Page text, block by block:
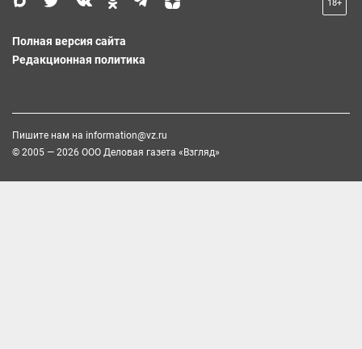
18+
Полная версия сайта
Редакционная политика
Пишите нам на information@vz.ru
© 2005 — 2026 ООО Деловая газета «Взгляд»